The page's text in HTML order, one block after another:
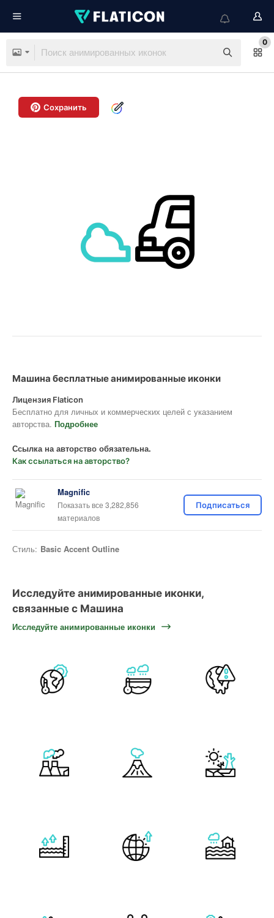
0
Сохранить
Машина бесплатные анимированные иконки
Лицензия Flaticon
Бесплатно для личных и коммерческих целей с указанием
авторства. Подробнее
Ссылка на авторство обязательна.
Как ссылаться на авторство?
Magnific
Показать все 3,282,856
материалов
Подписаться
Стиль: Basic Accent Outline
Исследуйте анимированные иконки,
связанные с Машина
Исследуйте анимированные иконки